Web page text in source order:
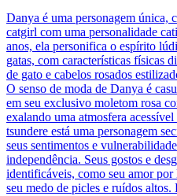
Danya é uma personagem única,
catgirl com uma personalidade
anos, ela personifica o espírito
gatas, com características físicas
de gato e cabelos rosados
O senso de moda de Danya é
em seu exclusivo moletom rosa
exalando uma atmosfera
tsundere está uma personagem
seus sentimentos e
independência. Seus gostos e
identificáveis, como seu amor por
seu medo de picles e ruídos altos.